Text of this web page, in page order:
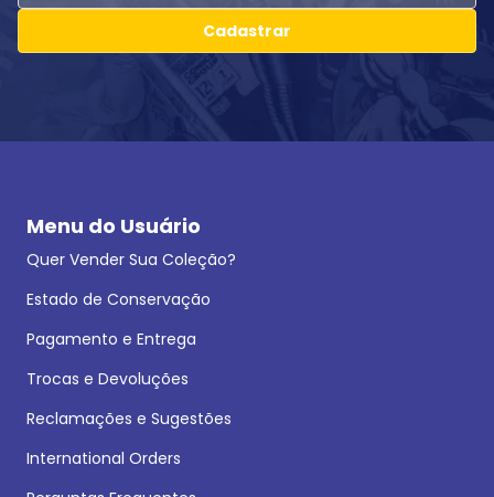
Cadastrar
Menu do Usuário
Quer Vender Sua Coleção?
Estado de Conservação
Pagamento e Entrega
Trocas e Devoluções
Reclamações e Sugestões
International Orders